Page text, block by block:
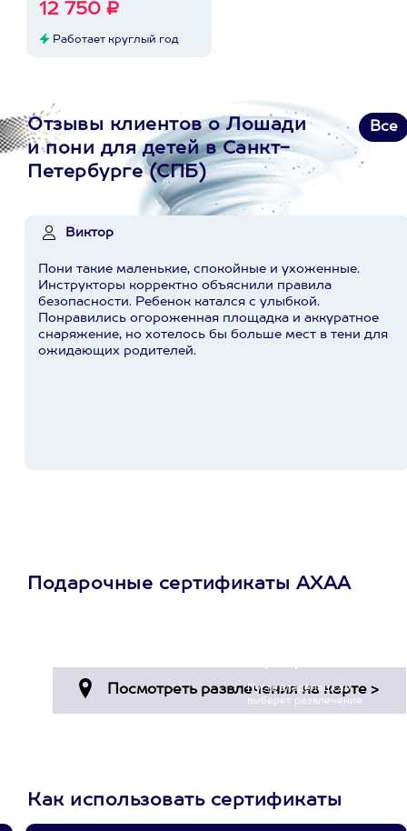
12 750 ₽
Работает круглый год
Отзывы клиентов о Лошади
и пони для детей в Санкт-
Петербурге (СПБ)
Все
Виктор
Пони такие маленькие, спокойные и ухоженные.
Инструкторы корректно объяснили правила
безопасности. Ребенок катался с улыбкой.
Понравились огороженная площадка и аккуратное
снаряжение, но хотелось бы больше мест в тени для
ожидающих родителей.
Подарочные сертификаты АХАА
Пусть владелец сам
выберет развлечение.
Как использовать сертификаты